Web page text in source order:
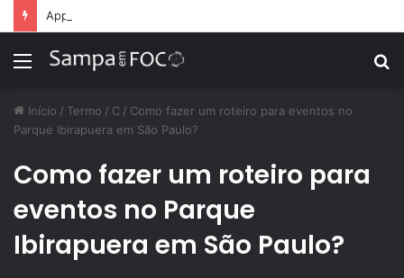
Menu
Início / Termo / C / Como fazer um roteiro para eventos no
Parque Ibirapuera em São Paulo?
Como fazer um roteiro para
eventos no Parque
Ibirapuera em São Paulo?